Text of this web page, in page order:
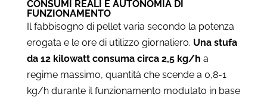
CONSUMI REALI E AUTONOMIA DI
FUNZIONAMENTO
Il fabbisogno di pellet varia secondo la potenza
erogata e le ore di utilizzo giornaliero. Una stufa
da 12 kilowatt consuma circa 2,5 kg/h a
regime massimo, quantità che scende a 0,8-1
kg/h durante il funzionamento modulato in base